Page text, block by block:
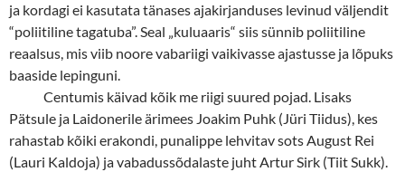
ja kordagi ei kasutata tänases ajakirjanduses levinud väljendit
“poliitiline tagatuba”. Seal „kuluaaris“ siis sünnib poliitiline
reaalsus, mis viib noore vabariigi vaikivasse ajastusse ja lõpuks
baaside lepinguni.
Centumis käivad kõik me riigi suured pojad. Lisaks
Pätsule ja Laidonerile ärimees Joakim Puhk (Jüri Tiidus), kes
rahastab kõiki erakondi, punalippe lehvitav sots August Rei
(Lauri Kaldoja) ja vabadussõdalaste juht Artur Sirk (Tiit Sukk).